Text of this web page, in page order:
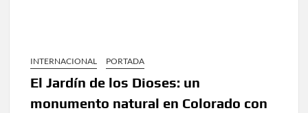
INTERNACIONAL PORTADA
El Jardín de los Dioses: un
monumento natural en Colorado con